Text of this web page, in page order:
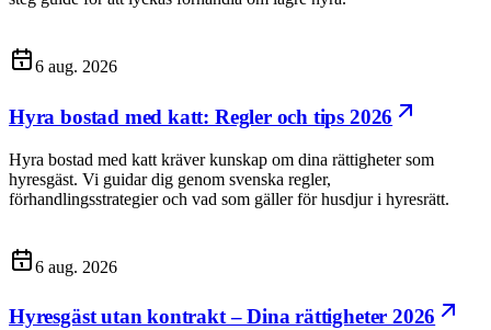
6 aug. 2026
Hyra bostad med katt: Regler och tips 2026
Hyra bostad med katt kräver kunskap om dina rättigheter som
hyresgäst. Vi guidar dig genom svenska regler,
förhandlingsstrategier och vad som gäller för husdjur i hyresrätt.
6 aug. 2026
Hyresgäst utan kontrakt – Dina rättigheter 2026